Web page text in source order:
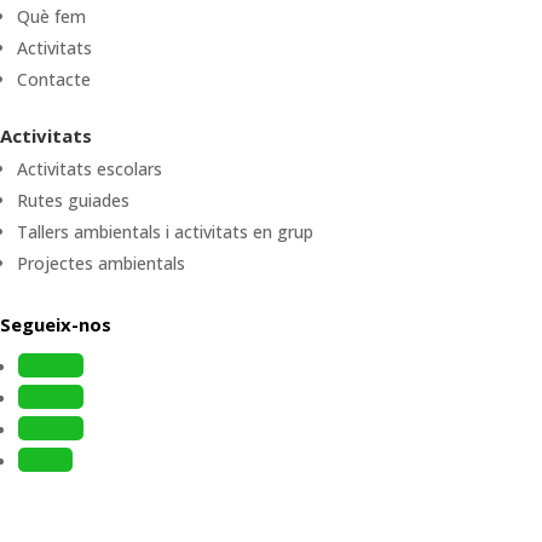
Què fem
Activitats
Contacte
Activitats
Activitats escolars
Rutes guiades
Tallers ambientals i activitats en grup
Projectes ambientals
Segueix-nos
Follow
Follow
Follow
Follow